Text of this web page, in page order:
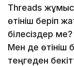
Threads
өтініш беріп
білесіздер
Мен де өтініш
теңгеден